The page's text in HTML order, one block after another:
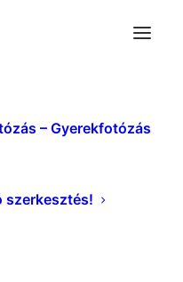
– Gyerekfotózás
szerkesztés!
Galéria IMG_3516_